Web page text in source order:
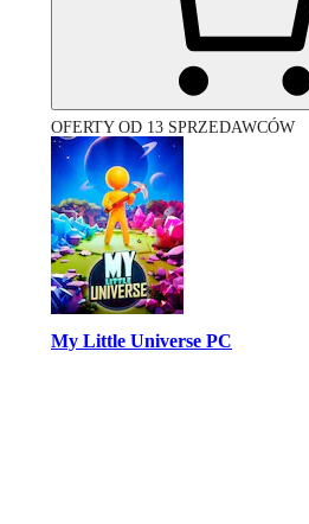
OFERTY OD 13 SPRZEDAWCÓW
My Little Universe PC